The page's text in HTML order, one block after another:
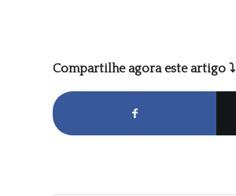
Compartilhe agora este artigo ⤵